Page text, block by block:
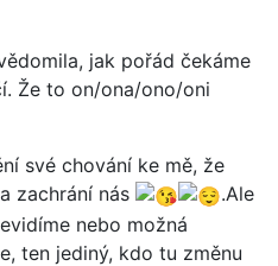
jak pořád čekáme
Že to on/ona/ono/oni
své chování ke mě, že
zachrání nás
.Ale
nebo možná
ten jediný, kdo tu změnu